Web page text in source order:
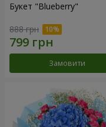
Букет "Blueberry"
888 грн
Замовити